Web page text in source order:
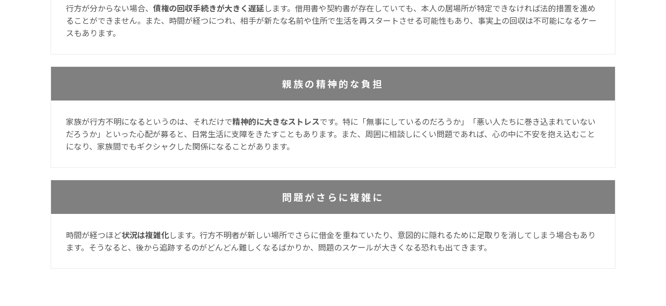
行方が分からない場合、 債権の回収手続きが大きく遅延します。借用書や契約書が存在していても、本人の居場所が特定できなければ法的措置を進め
ることができません。また、時間が経つにつれ、相手が新たな名前や住所で生活を再スタートさせる可能性もあり、事実上の回収は不可能になるケー
スもあります。
親族の精神的な負担
家族が行方不明になるというのは、それだけで精神的に大きなストレスです。特に「無事にしているのだろうか」「悪い人たちに巻き込まれていない
だろうか」といった心配が募ると、日常生活に支障をきたすこともあります。また、周囲に相談しにくい問題であれば、心の中に不安を抱え込むこと
になり、家族間でもギクシャクした関係になることがあります。
問題がさらに複雑に
時間が経つほど状況は複雑化します。行方不明者が新しい場所でさらに借金を重ねていたり、意図的に隠れるために足取りを消してしまう場合もあり
ます。そうなると、後から追跡するのがどんどん難しくなるばかりか、問題のスケールが大きくなる恐れも出てきます。